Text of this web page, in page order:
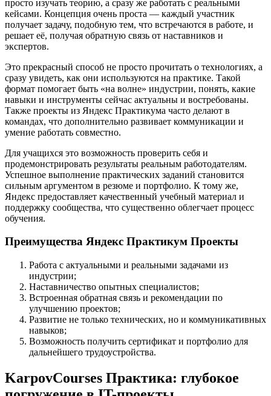
просто изучать теорию, а сразу же работать с реальными
кейсами. Концепция очень проста — каждый участник
получает задачу, подобную тем, что встречаются в работе, и
решает её, получая обратную связь от наставников и
экспертов.
Это прекрасный способ не просто прочитать о технологиях, а
сразу увидеть, как они используются на практике. Такой
формат помогает быть «на волне» индустрии, понять, какие
навыки и инструменты сейчас актуальны и востребованы.
Также проекты из Яндекс Практикума часто делают в
командах, что дополнительно развивает коммуникации и
умение работать совместно.
Для учащихся это возможность проверить себя и
продемонстрировать результаты реальным работодателям.
Успешное выполнение практических заданий становится
сильным аргументом в резюме и портфолио. К тому же,
Яндекс предоставляет качественный учебный материал и
поддержку сообщества, что существенно облегчает процесс
обучения.
Преимущества Яндекс Практикум Проекты
Работа с актуальными и реальными задачами из
индустрии;
Наставничество опытных специалистов;
Встроенная обратная связь и рекомендации по
улучшению проектов;
Развитие не только технических, но и коммуникативных
навыков;
Возможность получить сертификат и портфолио для
дальнейшего трудоустройства.
KarpovCourses Практика: глубокое